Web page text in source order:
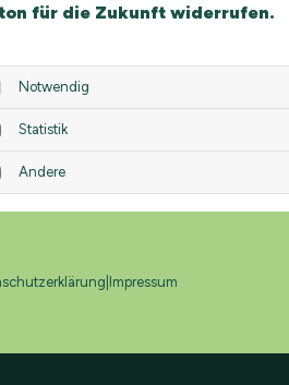
&
für die Zukunft widerrufen.
Notwendig
Statistik
Andere
Impressum